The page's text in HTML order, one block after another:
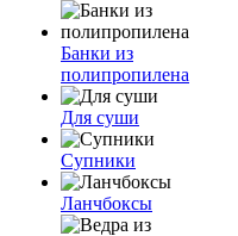
Банки из
полипропилена
Для суши
Супники
Ланчбоксы